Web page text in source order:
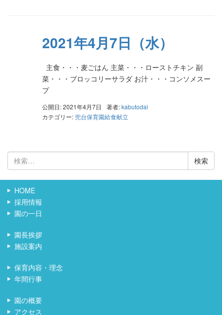
2021年4月7日（水）
主食・・・麦ごはん 主菜・・・ローストチキン 副
菜・・・ブロッコリーサラダ お汁・・・コンソメスー
プ
公開日: 2021年4月7日 著者:kabutodai
カテゴリー: 兜台保育園給食献立
検
索:
HOME
採用情報
園の一日
園長挨拶
施設案内
保育内容・理念
年間行事
園の概要
アクセス